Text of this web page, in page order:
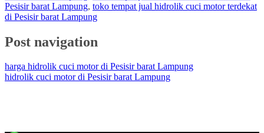
Pesisir barat Lampung, toko tempat jual hidrolik cuci motor terdekat
di Pesisir barat Lampung
Post navigation
harga hidrolik cuci motor di Pesisir barat Lampung
hidrolik cuci motor di Pesisir barat Lampung